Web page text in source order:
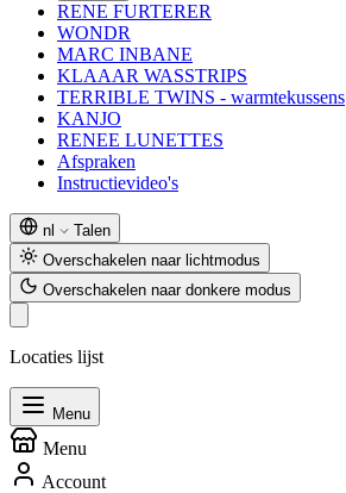
RENE FURTERER
WONDR
MARC INBANE
KLAAAR WASSTRIPS
TERRIBLE TWINS - warmtekussens
KANJO
RENEE LUNETTES
Afspraken
Instructievideo's
nl
Talen
Overschakelen naar lichtmodus
Overschakelen naar donkere modus
Locaties lijst
Menu
Menu
Account